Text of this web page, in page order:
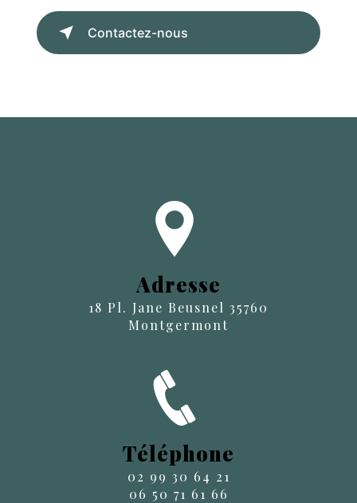
Contactez-nous
Adresse
18 Pl. Jane Beusnel 35760
Montgermont
Téléphone
02 99 30 64 21
06 50 71 61 66